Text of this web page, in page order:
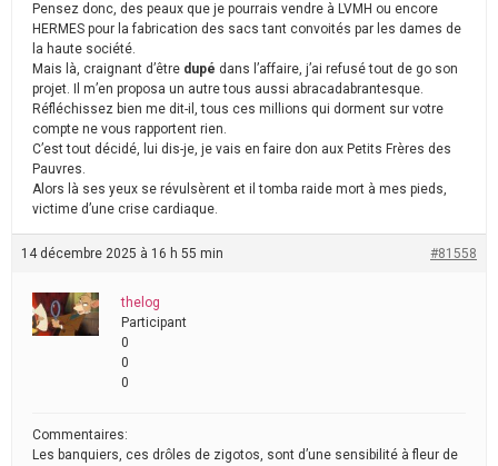
Pensez donc, des peaux que je pourrais vendre à LVMH ou encore
HERMES pour la fabrication des sacs tant convoités par les dames de
la haute société.
Mais là, craignant d’être dupé dans l’affaire, j’ai refusé tout de go son
projet. Il m’en proposa un autre tous aussi abracadabrantesque.
Réfléchissez bien me dit-il, tous ces millions qui dorment sur votre
compte ne vous rapportent rien.
C’est tout décidé, lui dis-je, je vais en faire don aux Petits Frères des
Pauvres.
Alors là ses yeux se révulsèrent et il tomba raide mort à mes pieds,
victime d’une crise cardiaque.
14 décembre 2025 à 16 h 55 min #81558
thelog
Participant
0
0
0
Commentaires:
Les banquiers, ces drôles de zigotos, sont d’une sensibilité à fleur de